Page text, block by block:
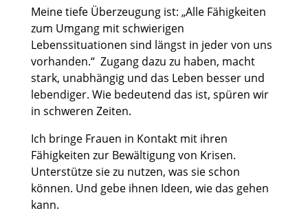
Meine tiefe Überzeugung ist: „Alle Fähigkeiten
zum Umgang mit schwierigen
Lebenssituationen sind längst in jeder von uns
vorhanden.“ Zugang dazu zu haben, macht
stark, unabhängig und das Leben besser und
lebendiger. Wie bedeutend das ist, spüren wir
in schweren Zeiten.
Ich bringe Frauen in Kontakt mit ihren
Fähigkeiten zur Bewältigung von Krisen.
Unterstütze sie zu nutzen, was sie schon
können. Und gebe ihnen Ideen, wie das gehen
kann.